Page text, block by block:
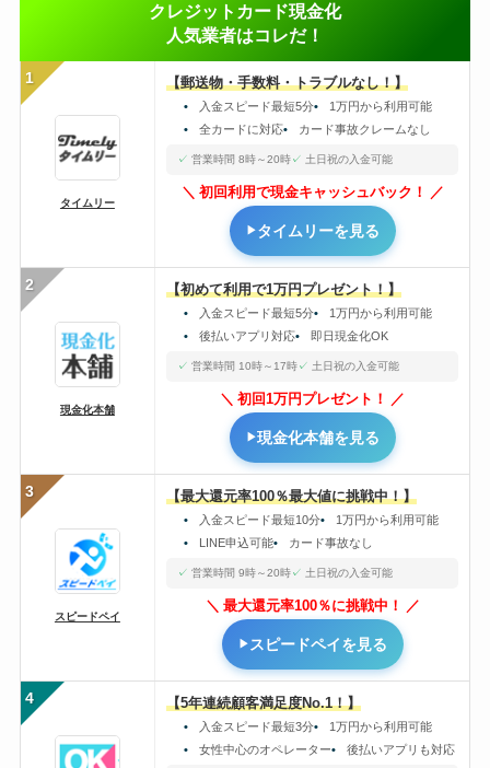
クレジットカード現金化
人気業者はコレだ！
1
タイムリー
【郵送物・手数料・トラブルなし！】
入金スピード最短5分
1万円から利用可能
全カードに対応
カード事故クレームなし
営業時間 8時～20時 土日祝の入金可能
初回利用で現金キャッシュバック！
タイムリーを見る
2
現金化本舗
【初めて利用で1万円プレゼント！】
入金スピード最短5分
1万円から利用可能
後払いアプリ対応
即日現金化OK
営業時間 10時～17時 土日祝の入金可能
初回1万円プレゼント！
現金化本舗を見る
3
スピードペイ
【最大還元率100％最大値に挑戦中！】
入金スピード最短10分
1万円から利用可能
LINE申込可能
カード事故なし
営業時間 9時～20時 土日祝の入金可能
最大還元率100％に挑戦中！
スピードペイを見る
4 【5年連続顧客満足度No.1！】
入金スピード最短3分
1万円から利用可能
女性中心のオペレーター
後払いアプリも対応